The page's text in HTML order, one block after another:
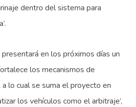
dentro del sistema para
en los próximos días un
los mecanismos de
a lo cual se suma el proyecto en
los vehículos como el arbitraje’,